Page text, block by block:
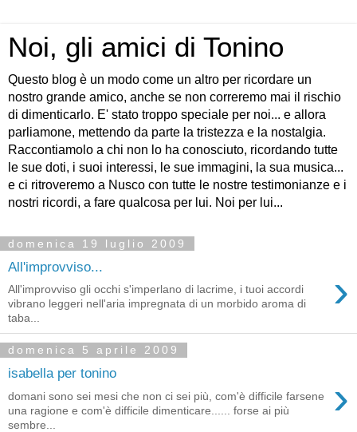
Noi, gli amici di Tonino
Questo blog è un modo come un altro per ricordare un
nostro grande amico, anche se non correremo mai il rischio
di dimenticarlo. E' stato troppo speciale per noi... e allora
parliamone, mettendo da parte la tristezza e la nostalgia.
Raccontiamolo a chi non lo ha conosciuto, ricordando tutte
le sue doti, i suoi interessi, le sue immagini, la sua musica...
e ci ritroveremo a Nusco con tutte le nostre testimonianze e i
nostri ricordi, a fare qualcosa per lui. Noi per lui...
domenica 19 luglio 2009
All'improvviso... ›
All'improvviso gli occhi s'imperlano di lacrime, i tuoi accordi
vibrano leggeri nell'aria impregnata di un morbido aroma di
taba...
domenica 5 aprile 2009
isabella per tonino ›
domani sono sei mesi che non ci sei più, com'è difficile farsene
una ragione e com'è difficile dimenticare...... forse ai più
sembre...